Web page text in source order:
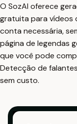
O SozAI oferece
gratuita para vídeos
conta necessária,
página de legendas
que você pode
Detecção de
sem custo.